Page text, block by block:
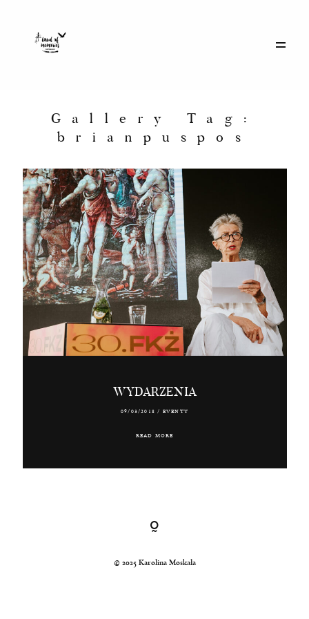
Gallery Tag:
brianpuspos
WYDARZENIA
09/03/2018/ EVENTY
READ MORE
Historie
O mnie
Kontakt
Kraków, Polska, Świat
© 2024 Karolina Moskała
© 2025 Karolina Moskała